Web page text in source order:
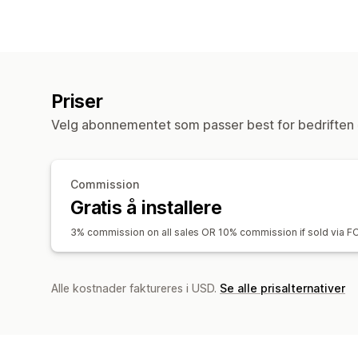
Priser
Velg abonnementet som passer best for bedriften
Commission
Gratis å installere
3% commission on all sales OR 10% commission if sold via
Alle kostnader faktureres i USD. Se alle prisalternativer